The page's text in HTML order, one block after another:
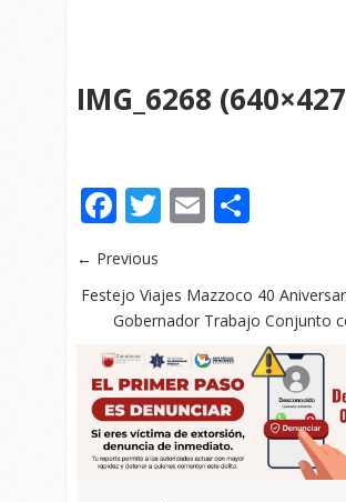
IMG_6268
Facebook
Twitter
Email
← Previous
Festejo Viajes Mazzoco 40
Gobernador Trabajo Conjunto